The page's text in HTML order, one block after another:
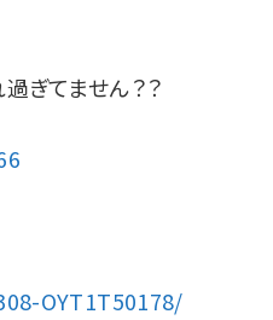
ぎてません？？
OYT1T50178/